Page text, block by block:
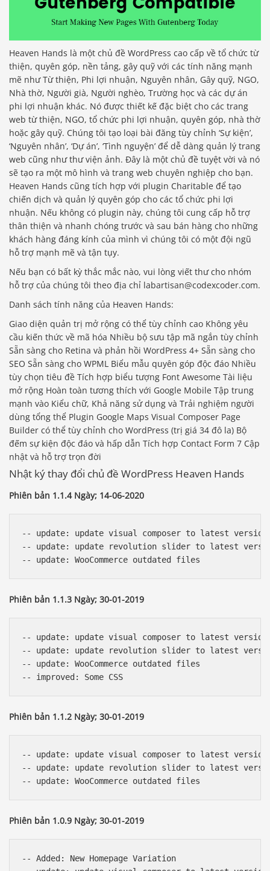
Heaven Hands là một chủ đề WordPress cao cấp về tổ chức từ
thiện, quyên góp, nền tảng, gây quỹ với các tính năng mạnh
mẽ như Từ thiện, Phi lợi nhuận, Nguyên nhân, Gây quỹ, NGO,
Nhà thờ, Người già, Người nghèo, Trường học và các dự án
phi lợi nhuận khác. Nó được thiết kế đặc biệt cho các trang
web từ thiện, NGO, tổ chức phi lợi nhuận, quyên góp, nhà thờ
hoặc gây quỹ. Chúng tôi tạo loại bài đăng tùy chỉnh ‘Sự kiện’,
‘Nguyên nhân’, ‘Dự án’, ‘Tình nguyện’ để dễ dàng quản lý trang
web cũng như thư viện ảnh. Đây là một chủ đề tuyệt vời và nó
sẽ tạo ra một mô hình và trang web chuyên nghiệp cho bạn.
Heaven Hands cũng tích hợp với plugin Charitable để tạo
chiến dịch và quản lý quyên góp cho các tổ chức phi lợi
nhuận. Nếu không có plugin này, chúng tôi cung cấp hỗ trợ
thân thiện và nhanh chóng trước và sau bán hàng cho những
khách hàng đáng kính của mình vì chúng tôi có một đội ngũ
hỗ trợ mạnh mẽ và tận tụy.
Nếu bạn có bất kỳ thắc mắc nào, vui lòng viết thư cho nhóm
hỗ trợ của chúng tôi theo địa chỉ labartisan@codexcoder.com.
Danh sách tính năng của Heaven Hands:
Giao diện quản trị mở rộng có thể tùy chỉnh cao Không yêu
cầu kiến ​​thức về mã hóa Nhiều bộ sưu tập mã ngắn tùy chỉnh
Sẵn sàng cho Retina và phản hồi WordPress 4+ Sẵn sàng cho
SEO Sẵn sàng cho WPML Biểu mẫu quyên góp độc đáo Nhiều
tùy chọn tiêu đề Tích hợp biểu tượng Font Awesome Tài liệu
mở rộng Hoàn toàn tương thích với Google Mobile Tập trung
mạnh vào Kiểu chữ, Khả năng sử dụng và Trải nghiệm người
dùng tổng thể Plugin Google Maps Visual Composer Page
Builder có thể tùy chỉnh cho WordPress (trị giá 34 đô la) Bộ
đếm sự kiện độc đáo và hấp dẫn Tích hợp Contact Form 7 Cập
nhật và hỗ trợ trọn đời
Nhật ký thay đổi chủ đề WordPress Heaven Hands
Phiên bản 1.1.4 Ngày; 14-06-2020
-- update: update visual composer to latest
-- update: update revolution slider to latest
Phiên bản 1.1.3 Ngày; 30-01-2019
-- update: update visual composer to latest
-- update: update revolution slider to latest
-- update: WooCommerce outdated files
Phiên bản 1.1.2 Ngày; 30-01-2019
-- update: update visual composer to latest
-- update: update revolution slider to latest
Phiên bản 1.0.9 Ngày; 30-01-2019
-- Added: New Homepage Variation